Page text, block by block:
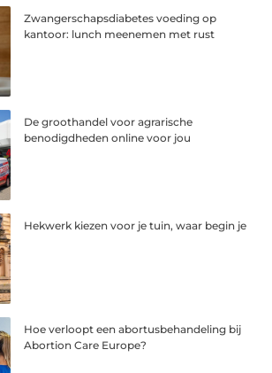
Zwangerschapsdiabetes voeding op
kantoor: lunch meenemen met rust
De groothandel voor agrarische
benodigdheden online voor jou
Hekwerk kiezen voor je tuin, waar begin je
Hoe verloopt een abortusbehandeling bij
Abortion Care Europe?